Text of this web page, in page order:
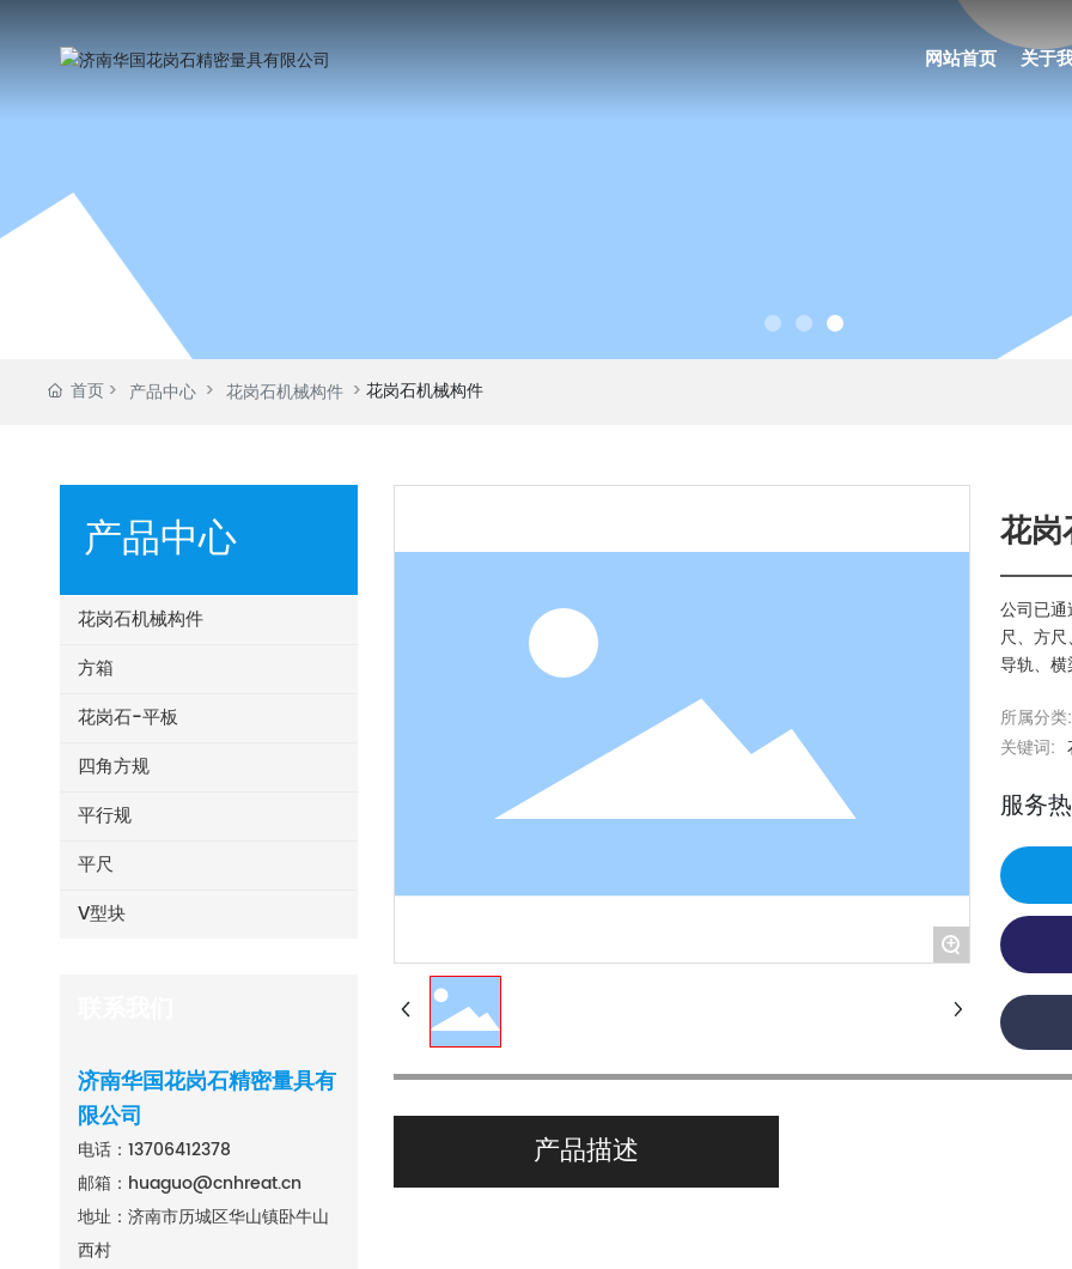
网站首页 关于
首页 产品中心 花岗石机械构件 花岗石机械构件
产品中心
花岗石机械构件
方箱
花岗石-平板
四角方规
平行规
平尺
V型块
济南华国花岗石精密量具有
限公司
电话： 13706412378
邮箱： huaguo@cnhreat.cn
地址：济南市历城区华山镇卧牛山
西村
+
花
公司已
尺、方
导轨、
所属分类:
关键词:
服务
产品描述